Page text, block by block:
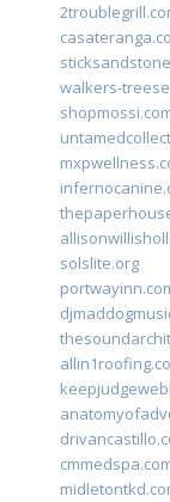
walkers-
solslite.org